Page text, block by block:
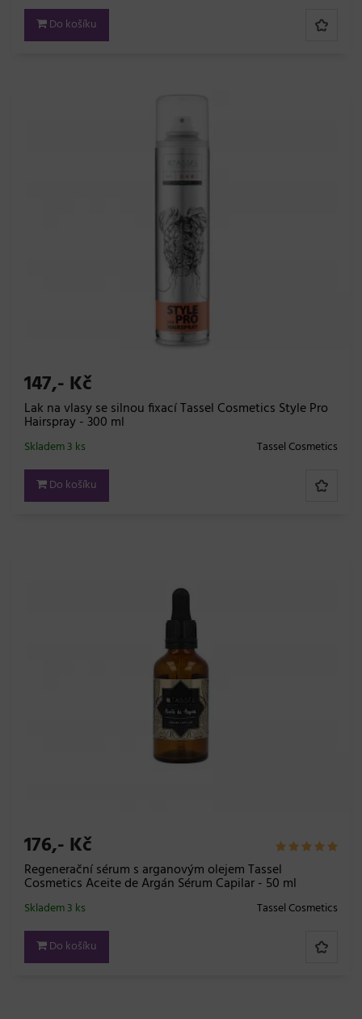
Do košíku
147,- Kč
Lak na vlasy se silnou fixací Tassel Cosmetics Style Pro
Hairspray - 300 ml
Tassel Cosmetics
Skladem 3 ks
Do košíku
176,- Kč
Regenerační sérum s arganovým olejem Tassel
Cosmetics Aceite de Argán Sérum Capilar - 50 ml
Tassel Cosmetics
Skladem 3 ks
Do košíku